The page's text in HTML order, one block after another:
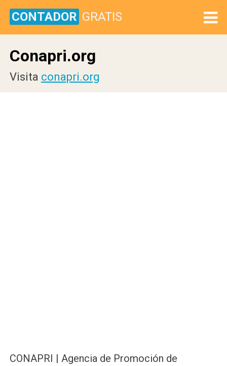
CONTADOR GRATIS
Conapri.org
Visita conapri.org
CONAPRI | Agencia de Promoción de